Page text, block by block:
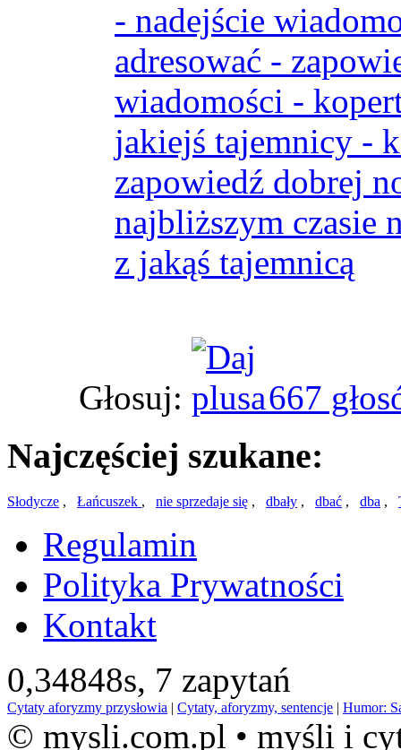
- nadejście
adresować -
wiadomości -
jakiejś tajemnicy -
zapowiedź dobrej
najbliższym czasie
z jakąś tajemnicą
Głosuj: 667
Najczęściej szukane:
Słodycze , Łańcuszek , nie sprzedaje się , dbały , dbać , dba ,
Regulamin
Polityka Prywatności
Kontakt
0,34848s, 7 zapytań
Cytaty aforyzmy przysłowia | Cytaty, aforyzmy, sentencje | Humor:
© mysli.com.pl • myśli i